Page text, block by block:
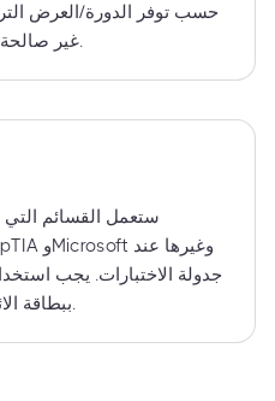
حسب توفر الدورة/العرض
غير صالحة بمجرد انتهاء صلاحية القسيمة.
ستعمل القسائم التي
جدولة الاختبارات. يجب
ببطاقة الائتمان عند التسجيل للاختبارات.